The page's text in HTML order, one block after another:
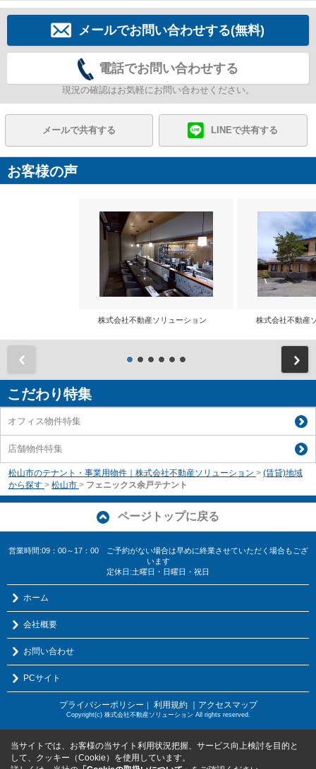
メールでお問い合わせする(無料)
電話でお問い合わせする
現況の確認はお気軽にお問い合わせください。
メールで共有する LINEで共有する
お客様の声
株式会社不動産ソリューション 株式会社不動
こだわり特集
オフィス物件特集
店舗物件特集
松山市のテナント・事業用物件｜株式会社不動産ソリューション > (賃貸)地域
から探す > 松山市 > フェニックス余戸テナント
ページトップに戻る
営業時間:09：00～17：00 ご予約がない場合は早めに終業させていただく場合もござ
います
定休日:土曜日・日曜日・祝日
ホーム
会社概要
お問い合わせ
PCサイト
プライバシーポリシー 利用規約 ｜アクセスマップ
Copyright(c) 株式会社不動産ソリューション All rights reserved.
当サイトでは、お客様の当サイト利用状況把握、サービス向上検討を目的と
して、クッキー（Cookie）を使用しています。